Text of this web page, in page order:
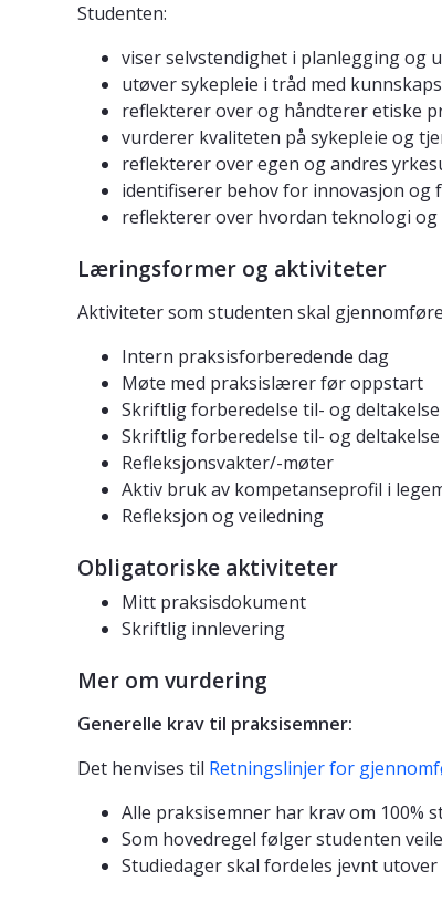
Studenten:
viser selvstendighet i planlegging og
utøver sykepleie i tråd med
reflekterer over og håndterer etiske
vurderer kvaliteten på sykepleie og
reflekterer over egen og andres
identifiserer behov for innovasjon og
reflekterer over hvordan teknologi
Læringsformer og aktiviteter
Aktiviteter som studenten skal
Intern praksisforberedende dag
Møte med praksislærer før oppstart
Skriftlig forberedelse til- og
Skriftlig forberedelse til- og
Refleksjonsvakter/-møter
Aktiv bruk av kompetanseprofil i
Refleksjon og veiledning
Obligatoriske aktiviteter
Mitt praksisdokument
Skriftlig innlevering
Mer om vurdering
Generelle krav til praksisemner:
Det henvises til Retningslinjer for
Alle praksisemner har krav om 100%
Som hovedregel følger studenten
Studiedager skal fordeles jevnt